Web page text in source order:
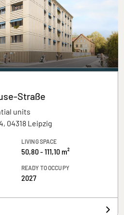
Straße
units
04318 Leipzig
LIVING SPACE
50,80 - 111,10 m²
READY TO OCCUPY
2027